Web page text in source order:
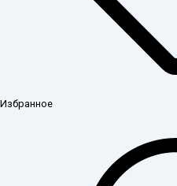
Избранное